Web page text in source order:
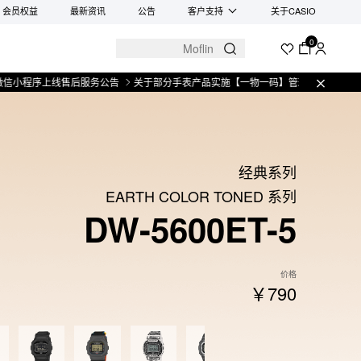
会员权益 最新资讯 公告 客户支持 关于CASIO
0
线售后服务公告 关于部分手表产品实施【一物一码】管理的公告 微信小程
经典系列
EARTH COLOR TONED 系列
DW-5600ET-5
价格
￥790